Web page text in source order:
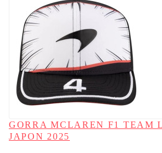
GORRA MCLAREN F1 TEAM
JAPON 2025